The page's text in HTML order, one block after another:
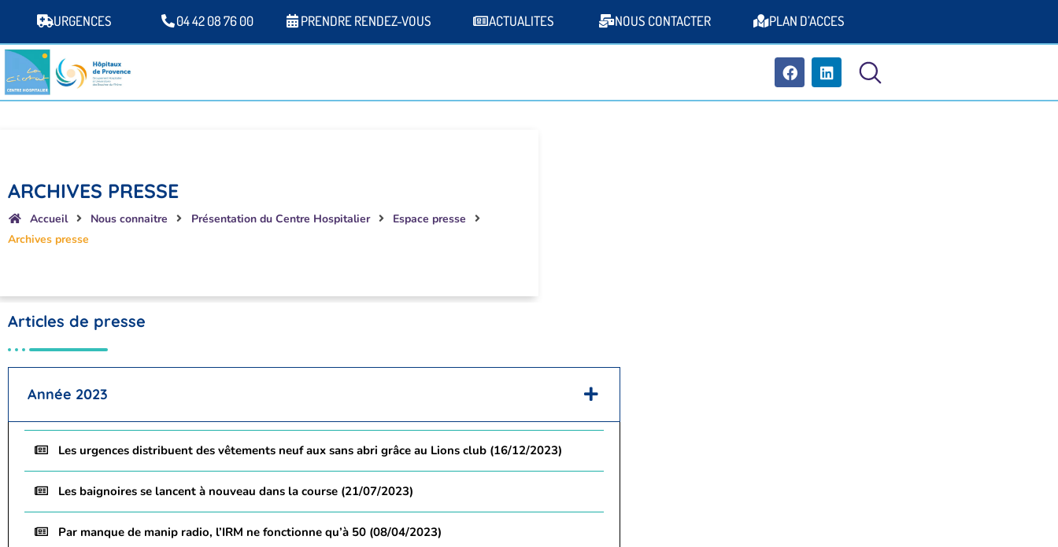
URGENCES 04 42 08 76 00 PRENDRE RENDEZ-VOUS ACTUALITES NOUS CONTACTER PLAN D’ACCES
ARCHIVES PRESSE
Accueil Nous connaitre Présentation du Centre Hospitalier
Espace presse
Archives presse
Articles de presse
Année 2023
Les urgences distribuent des vêtements neuf aux sans abri grâce au Lions club (16/12/2023)
Les baignoires se lancent à nouveau dans la course (21/07/2023)
Par manque de manip radio, l’IRM ne fonctionne qu’à 50 (08/04/2023)